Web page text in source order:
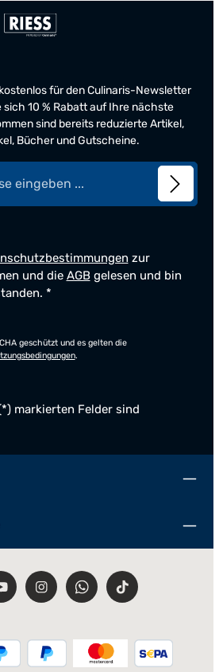
für den Culinaris-Newsletter
sich 10 % Rabatt auf Ihre nächste
sind bereits reduzierte Artikel,
Bücher und Gutscheine.
zur
und die AGBgelesen und bin
*
geschützt und es gelten die
.
markierten Felder sind